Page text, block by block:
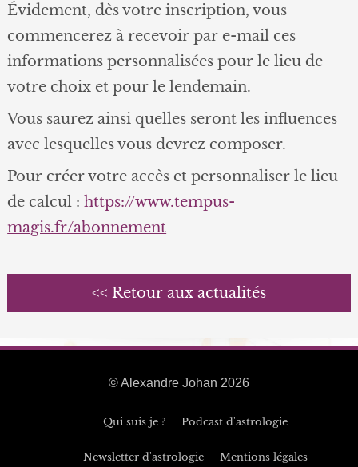
Évidement, dès votre inscription, vous
commencerez à recevoir par e-mail ces
informations personnalisées pour le lieu de
votre choix et pour le lendemain.
Vous saurez ainsi quelles seront les influences
avec lesquelles vous devrez composer.
Pour créer votre accès et personnaliser le lieu
de calcul :https://www.tempus-
magis.fr/abonnement
<< Retour aux actualités
© Alexandre Johan 2026
Qui suis je ? Podcast d'astrologie
Newsletter d'astrologie Mentions légales